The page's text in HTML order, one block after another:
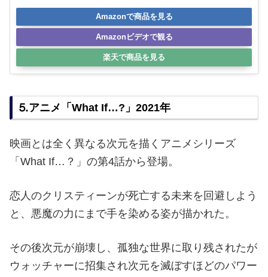
Amazonで商品を見る
Amazonビデオで観る
楽天で商品を見る
⒌アニメ「What If…?」2021年
映画とは全く異なる次元を描くアニメシリーズ
「What If…？」の第4話から登場。
恋人のクリスティーンが死亡する未来を回避しよう
と、悪魔の力にまで手を染める姿が描かれた。
その後次元が崩壊し、孤独な世界に取り残されたが
ウォッチャーに招集され次元を滅ぼすほどのパワー